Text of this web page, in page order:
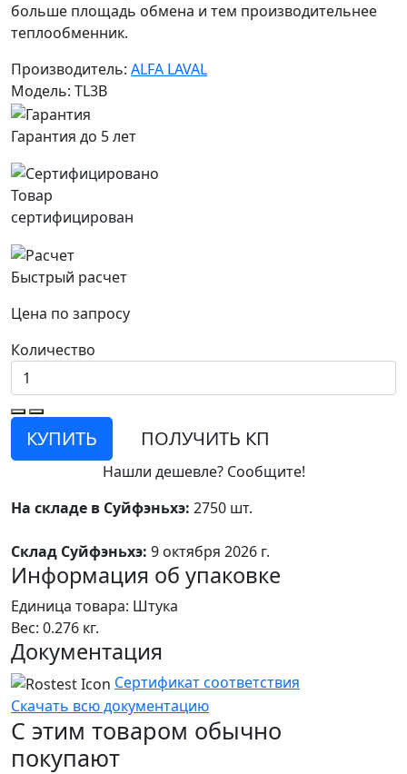
больше площадь обмена и тем производительнее
теплообменник.
Производитель: ALFA LAVAL
Модель: TL3B
Гарантия до 5 лет
Товар
сертифицирован
Быстрый расчет
Цена по запросу
Количество
КУПИТЬ ПОЛУЧИТЬ КП
Нашли дешевле? Сообщите!
На складе в Суйфэньхэ: 2750 шт.
Склад Суйфэньхэ: 9 октября 2026 г.
Информация об упаковке
Единица товара: Штука
Вес: 0.276 кг.
Документация
Сертификат соответствия
Скачать всю документацию
С этим товаром обычно
покупают